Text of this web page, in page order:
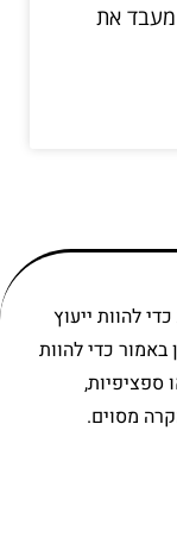
מעבד את
להוות ייעוץ
באמור כדי להוות
ספציפיות,
מסוים.